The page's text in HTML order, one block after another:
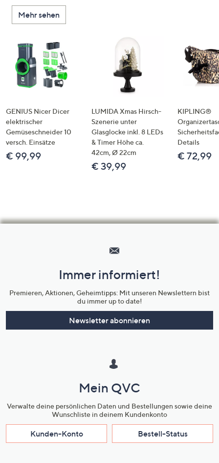
Mehr sehen
GENIUS Nicer Dicer
elektrischer
Gemüseschneider 10
versch. Einsätze
€ 99,99
LUMIDA Xmas Hirsch-
Szenerie unter
Glasglocke inkl. 8 LEDs
& Timer Höhe ca.
42cm, Ø 22cm
€ 39,99
KIPLING®
Details
€ 72,99
Unternehmensinformationen
Immer informiert!
Premieren, Aktionen, Geheimtipps: Mit unseren Newslettern bist
du immer up to date!
Newsletter abonnieren
Mein QVC
Verwalte deine persönlichen Daten und Bestellungen sowie deine
Wunschliste in deinem Kundenkonto
Kunden-Konto Bestell-Status